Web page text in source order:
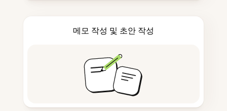
메모 작성 및 초안 작성